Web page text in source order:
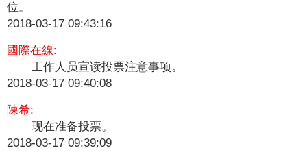
位。
2018-03-17 09:43:16
國際在線:
工作人员宣读投票注意事项。
2018-03-17 09:40:08
陳希:
现在准备投票。
2018-03-17 09:39:09